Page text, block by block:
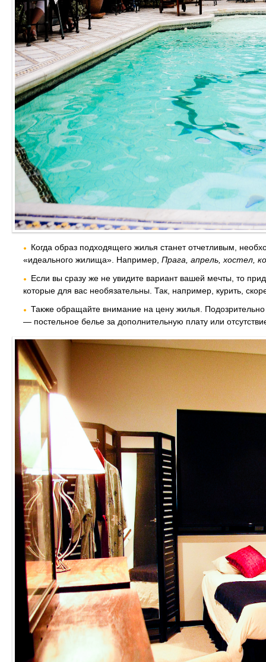
Когда образ подходящего жилья станет отчетливым,
«идеального жилища». Например, Прага, апрель, хостел,
Если вы сразу же не увидите вариант вашей мечты, то
которые для вас необязательны. Так, например, курить,
Также обращайте внимание на цену жилья.
— постельное белье за дополнительную плату или